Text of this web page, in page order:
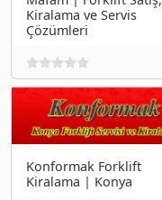
Kiralama ve Servis
Çözümleri
Konformak Forklift
Kiralama | Konya